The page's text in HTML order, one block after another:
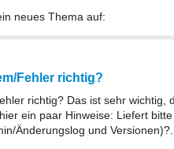
neues Thema auf:
Fehler richtig?
richtig? Das ist sehr wichtig,
ein paar Hinweise: Liefert
Änderungslog und Versionen)?...